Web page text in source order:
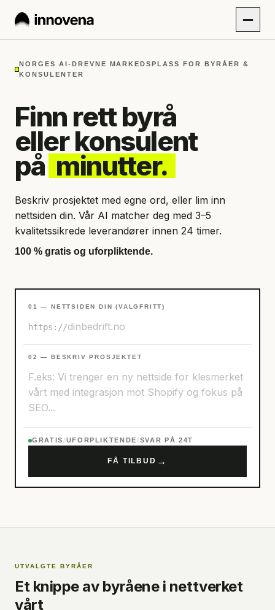
NORGES AI-DREVNE MARKEDSPLASS FOR BYRÅER &
KONSULENTER
Finn rett byrå
eller konsulent
på minutter.
Beskriv prosjektet med egne ord, eller lim inn
nettsiden din. Vår AI matcher deg med 3–5
kvalitetssikrede leverandører innen 24 timer.
100 % gratis og uforpliktende.
01 — NETTSIDEN DIN (VALGFRITT)
https://
02 — BESKRIV PROSJEKTET
GRATIS/UFORPLIKTENDE/SVAR PÅ 24T
FÅ TILBUD →
UTVALGTE BYRÅER
Et knippe av byråene i nettverket
vårt